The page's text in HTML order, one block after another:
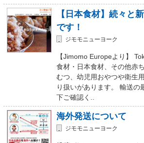
【日本食材】続々と
です！
ジモモニューヨーク
【Jimomo Europeより】
食材・日本食材、その他赤
むつ、幼児用おやつや衛生
り扱いがあります。 輸送の
下ご確認く..
海外発送について
ジモモニューヨーク